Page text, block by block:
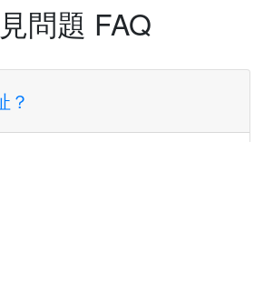
問題 FAQ
？